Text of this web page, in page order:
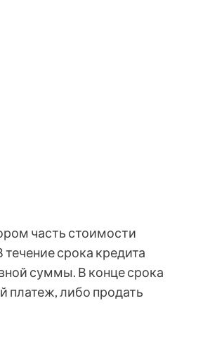
часть стоимости
срока кредита
суммы. В конце срока
платеж, либо продать